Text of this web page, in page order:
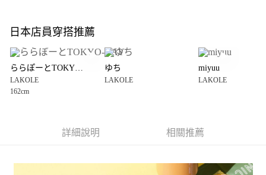
全盈+PAY
大哥付你分期
【大哥付你分期使用說明】
1.本服務由台灣大哥大提供，台灣大哥大用戶可立即使用無須另外申請。
2.付款方式選擇「大哥付你分期」，訂單成立後會自動跳轉到大哥付的交易
3.實際核准額度、可分期數及費用金額請依後續交易確認頁面所載為準。
4.訂單成立30分鐘內，如未前往確認交易或遇審核未通過，訂單將自動取
AFTEE先享後付
３．安心：先確認商品／服務後，再付款。
每筆NT$80，滿NT$888(含以上)免運費
日本店員穿搭推薦
ららぽーとTOKYO-BAY
LAKOLE
162cm
ゆち
LAKOLE
miyuu
LAKOLE
詳細說明 相關推薦